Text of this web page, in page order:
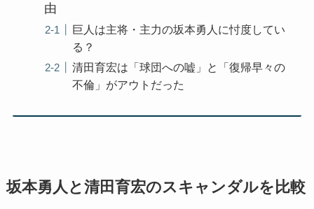
由
巨人は主将・主力の坂本勇人に忖度してい
る？
清田育宏は「球団への嘘」と「復帰早々の
不倫」がアウトだった
坂本勇人と清田育宏のスキャンダルを比較